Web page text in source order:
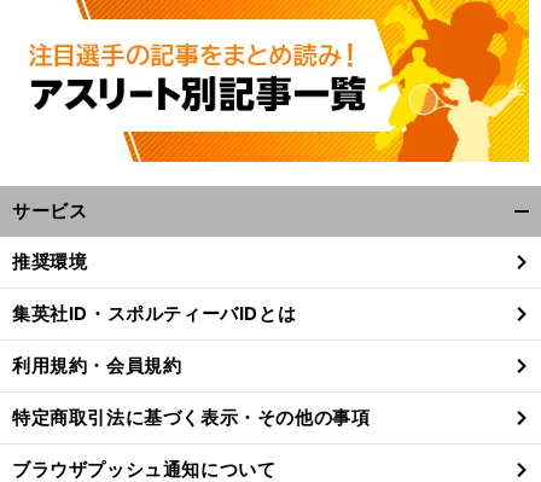
の視聴方法は
試合日程
放送予定
対戦カード URO
2024開幕戦
ドイツvsスコットランドの日程
放送予定
サービス
閉
る
推奨環境
集英社ID・スポルティーバIDとは
利用規約・会員規約
特定商取引法に基づく表示・その他の事項
ブラウザプッシュ通知について